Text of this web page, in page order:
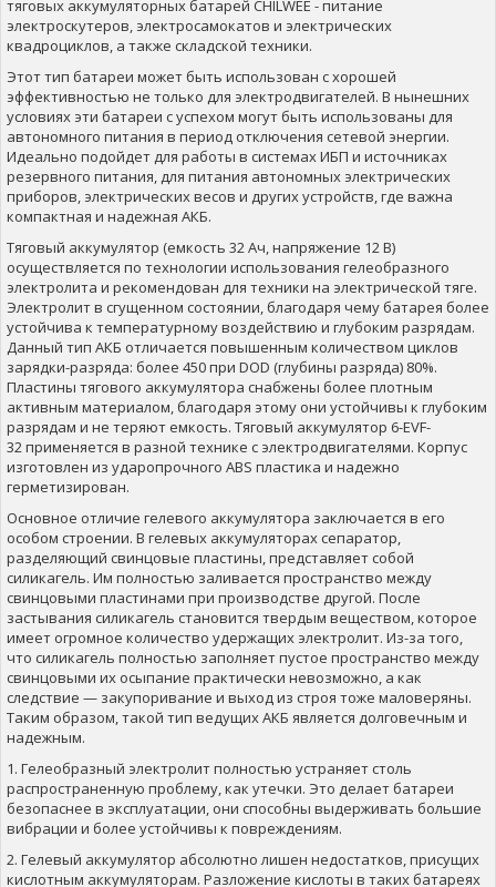
тяговых аккумуляторных батарей CHILWEE - питание
электроскутеров, электросамокатов и электрических
квадроциклов, а также складской техники.
Этот тип батареи может быть использован с хорошей
эффективностью не только для электродвигателей. В нынешних
условиях эти батареи с успехом могут быть использованы для
автономного питания в период отключения сетевой энергии.
Идеально подойдет для работы в системах ИБП и источниках
резервного питания, для питания автономных электрических
приборов, электрических весов и других устройств, где важна
компактная и надежная АКБ.
Тяговый аккумулятор (емкость 32 Ач, напряжение 12 В)
осуществляется по технологии использования гелеобразного
электролита и рекомендован для техники на электрической тяге.
Электролит в сгущенном состоянии, благодаря чему батарея более
устойчива к температурному воздействию и глубоким разрядам.
Данный тип АКБ отличается повышенным количеством циклов
зарядки-разряда: более 450 при DOD (глубины разряда) 80%.
Пластины тягового аккумулятора снабжены более плотным
активным материалом, благодаря этому они устойчивы к глубоким
разрядам и не теряют емкость. Тяговый аккумулятор 6-EVF-
32 применяется в разной технике с электродвигателями. Корпус
изготовлен из ударопрочного ABS пластика и надежно
герметизирован.
Основное отличие гелевого аккумулятора заключается в его
особом строении. В гелевых аккумуляторах сепаратор,
разделяющий свинцовые пластины, представляет собой
силикагель. Им полностью заливается пространство между
свинцовыми пластинами при производстве другой. После
застывания силикагель становится твердым веществом, которое
имеет огромное количество удержащих электролит. Из-за того,
что силикагель полностью заполняет пустое пространство между
свинцовыми их осыпание практически невозможно, а как
следствие — закупоривание и выход из строя тоже маловеряны.
Таким образом, такой тип ведущих АКБ является долговечным и
надежным.
1. Гелеобразный электролит полностью устраняет столь
распространенную проблему, как утечки. Это делает батареи
безопаснее в эксплуатации, они способны выдерживать большие
вибрации и более устойчивы к повреждениям.
2. Гелевый аккумулятор абсолютно лишен недостатков, присущих
кислотным аккумуляторам. Разложение кислоты в таких батареях